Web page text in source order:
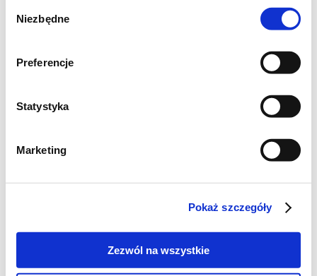
zgody
Niezbędne
Preferencje
Statystyka
Marketing
Pokaż szczegóły
Zezwól na wszystkie
Jak powstają oleje tłoczone na zimno Kujawski?